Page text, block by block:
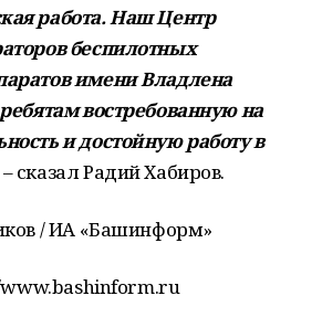
работа. Наш Центр
беспилотных
имени Владлена
востребованную на
и достойную работу в
– сказал Радий Хабиров.
/ ИА «Башинформ»